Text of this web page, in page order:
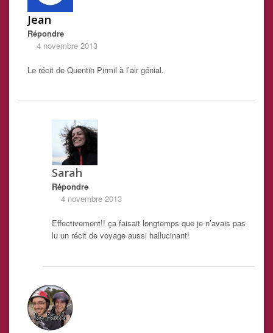
Jean
Répondre
4 novembre 2013
Le récit de Quentin Pirmil à l’air génial.
Sarah
Répondre
4 novembre 2013
Effectivement!! ça faisait longtemps que je n’avais pas
lu un récit de voyage aussi hallucinant!